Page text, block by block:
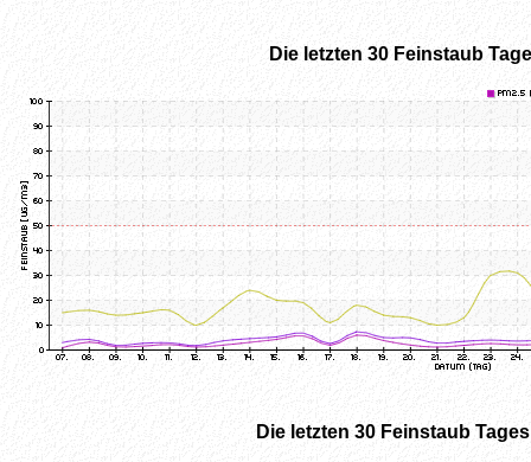
Die letzten 30 Feinstaub
Die letzten 30 Feinstaub